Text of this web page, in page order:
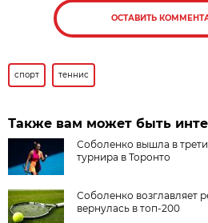
ОСТАВИТЬ
спорт теннис
Также вам может быть
Соболенко вышла в
турнира в Торонто
Соболенко возглавляет
вернулась в топ-200